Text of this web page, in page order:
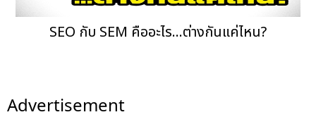
SEO กับ SEM คืออะไร...ต่างกันแค่ไหน?
Advertisement